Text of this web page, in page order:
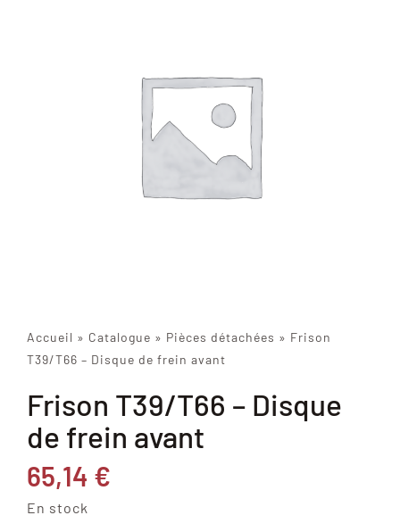
Accueil » Catalogue » Pièces détachées » Frison
T39/T66 – Disque de frein avant
Frison T39/T66 – Disque
de frein avant
65,14 €
En stock